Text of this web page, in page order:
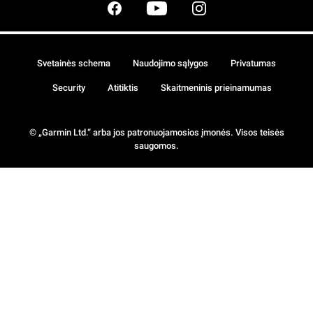
© „Garmin Ltd.“ arba jos patronuojamosios įmonės. Visos teisės
saugomos.
Svetainės schema Naudojimo sąlygos Privatumas
Security Atitiktis Skaitmeninis prieinamumas